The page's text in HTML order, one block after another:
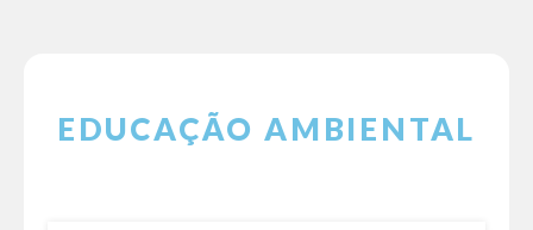
EDUCAÇÃO AMBIENTAL